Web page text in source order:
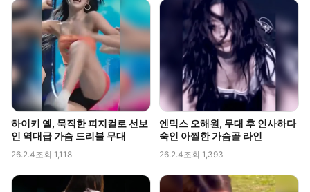
하이키 옐, 묵직한 피지컬로 선보
인 역대급 가슴 드리블 무대
26.2.4조회 1,118
엔믹스 오해원, 무대 후 인사하다
숙인 아찔한 가슴골 라인
26.2.4조회 1,393